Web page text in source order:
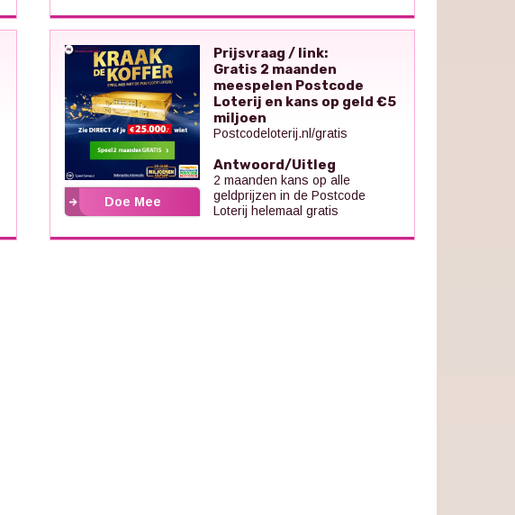
Doe Mee
Prijsvraag / link:
Gratis 2 maanden
meespelen Postcode
Loterij en kans op geld €5
miljoen
Postcodeloterij.nl/gratis
Antwoord/Uitleg
2 maanden kans op alle
geldprijzen in de Postcode
Loterij helemaal gratis